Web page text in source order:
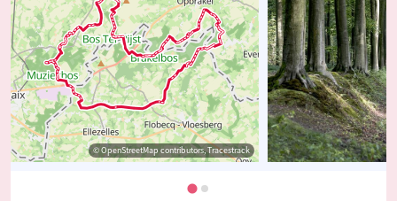
© OpenStreetMap contributors, Tracestrack